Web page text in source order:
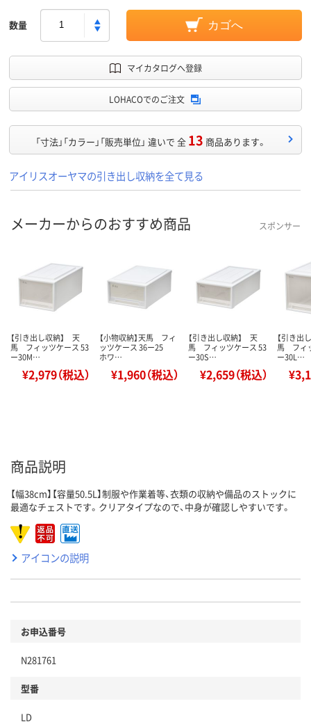
数量 カゴへ
マイカタログへ登録
LOHACOでのご注文
「寸法」「カラー」「販売単位」 違いで 全 13 商品あります。
アイリスオーヤマの引き出し収納を全て見る
メーカーからのおすすめ商品 スポンサー
【引き出し収納】 天
馬 フィッツケース 53
ー30M…
¥2,979（税込）
【小物収納】天馬 フィ
ッツケース 36ー25
ホワ…
¥1,960（税込）
【引き出し収納】 天
馬 フィッツケース 53
ー30S…
¥2,659（税込）
【引き出
馬 フィ
ー30L…
商品説明
【幅38cm】【容量50.5L】制服や作業着等、衣類の収納や備品のストックに
最適なチェストです。クリアタイプなので、中身が確認しやすいです。
アイコンの説明
お申込番号
N281761
型番
LD